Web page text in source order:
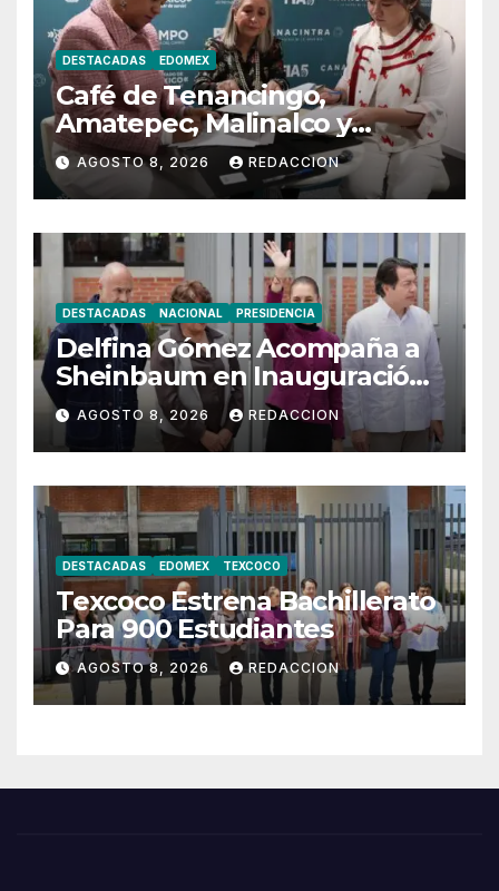
DESTACADAS EDOMEX
Café de Tenancingo,
Amatepec, Malinalco y
Sultepec Llegará a China
AGOSTO 8, 2026 REDACCION
DESTACADAS NACIONAL PRESIDENCIA
Delfina Gómez Acompaña a
Sheinbaum en Inauguración
de Bachillerato en Texcoco
AGOSTO 8, 2026 REDACCION
DESTACADAS EDOMEX TEXCOCO
Texcoco Estrena Bachillerato
Para 900 Estudiantes
AGOSTO 8, 2026 REDACCION